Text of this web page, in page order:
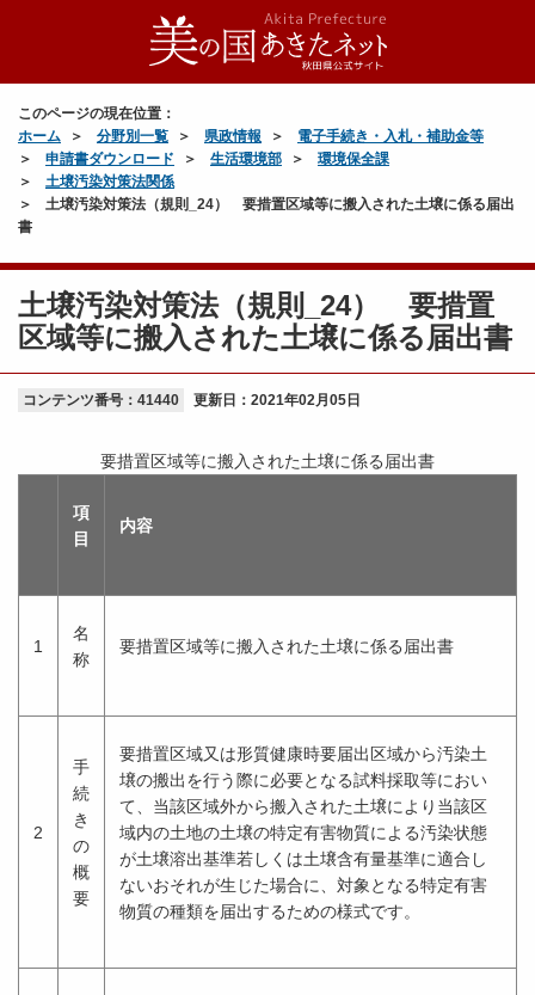
このページの現在位置：
ホーム
分野別一覧 県政情報
電子手続き・入札・補助金等
申請書ダウンロード
生活環境部
環境保全課
土壌汚染対策法関係
土壌汚染対策法（規則_24） 要措置区域等に搬入された土壌に係る届出
書
土壌汚染対策法（規則_24） 要措置
区域等に搬入された土壌に係る届出書
コンテンツ番号：41440 更新日： 2021年02月05日
項
目
内容
要措置区域等に搬入された土壌に係る届出書
1
名
称
要措置区域等に搬入された土壌に係る届出書
2
手
続
き
の
概
要
要措置区域又は形質健康時要届出区域から汚染土
壌の搬出を行う際に必要となる試料採取等におい
て、当該区域外から搬入された土壌により当該区
域内の土地の土壌の特定有害物質による汚染状態
が土壌溶出基準若しくは土壌含有量基準に適合し
ないおそれが生じた場合に、対象となる特定有害
物質の種類を届出するための様式です。